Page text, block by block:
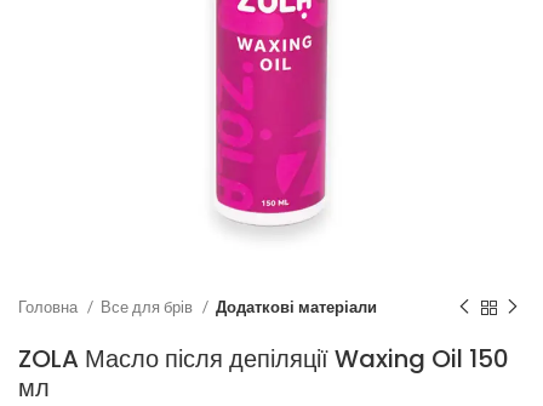
Головна Все для брів Додаткові матеріали
ZOLA Масло після депіляції Waxing Oil 150
мл